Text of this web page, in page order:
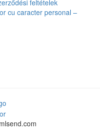
feltételek
cu caracter personal –